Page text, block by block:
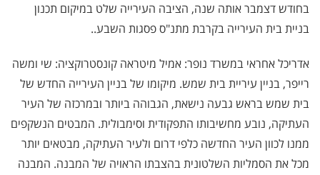
בחודש דצמבר אותה שנה, הציבה העירייה שלט במיקום תכנון
בניית בית העירייה בקרבת מתנ"ס פסגות השבע..
אדריכל אחראי במשרד נופר: אמיל מיטראה קונסטרוקציה: שי ומשה
רייפר, בניין עיריית בית שמש. מיקומו של בניין העירייה החדש של
בית שמש בראש גבעה נישאת, הגבוהה ביותר ובמרכזה של העיר
העתיקה, נובע מחשיבותו התפקודית וסימבולית. המבטים הנשקפים
ממנו לכוון העיר החדשה כלפי דרום ולעיר העתיקה, מבטאים יותר
מכל את הסמליות השלטונית בהצבתו הראויה של המבנה. המבנה